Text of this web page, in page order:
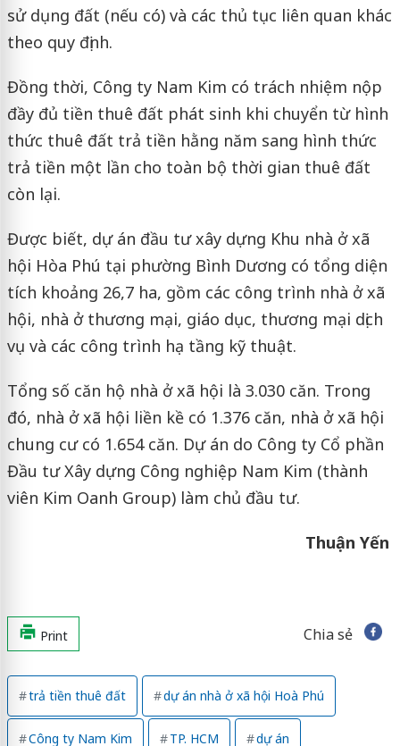
sử dụng đất (nếu có) và các thủ tục liên quan khác
theo quy định.
Đồng thời, Công ty Nam Kim có trách nhiệm nộp
đầy đủ tiền thuê đất phát sinh khi chuyển từ hình
thức thuê đất trả tiền hằng năm sang hình thức
trả tiền một lần cho toàn bộ thời gian thuê đất
còn lại.
Được biết, dự án đầu tư xây dựng Khu nhà ở xã
hội Hòa Phú tại phường Bình Dương có tổng diện
tích khoảng 26,7 ha, gồm các công trình nhà ở xã
hội, nhà ở thương mại, giáo dục, thương mại dịch
vụ và các công trình hạ tầng kỹ thuật.
Tổng số căn hộ nhà ở xã hội là 3.030 căn. Trong
đó, nhà ở xã hội liền kề có 1.376 căn, nhà ở xã hội
chung cư có 1.654 căn. Dự án do Công ty Cổ phần
Đầu tư Xây dựng Công nghiệp Nam Kim (thành
viên Kim Oanh Group) làm chủ đầu tư.
Thuận Yến
Print Chia sẻ
trả tiền thuê đất dự án nhà ở xã hội Hoà Phú
Công ty Nam Kim TP. HCM dự án